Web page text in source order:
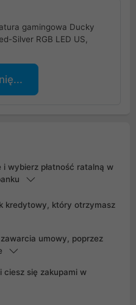
gamingowa Ducky
Silver RGB LED US,
i wybierz płatność ratalną w
kredytowy, który otrzymasz
umowy, poprzez
ciesz się zakupami w